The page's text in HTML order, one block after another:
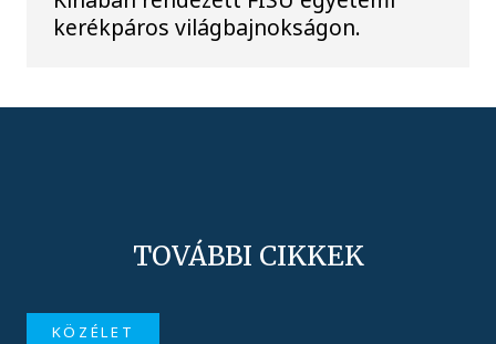
kerékpáros világbajnokságon.
TOVÁBBI CIKKEK
KÖZÉLET